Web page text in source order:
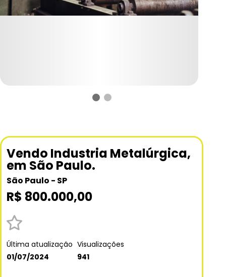
Vendo Industria Metalúrgica,
em São Paulo.
São Paulo - SP
R$ 800.000,00
Última atualização
01/07/2024
Visualizações
941